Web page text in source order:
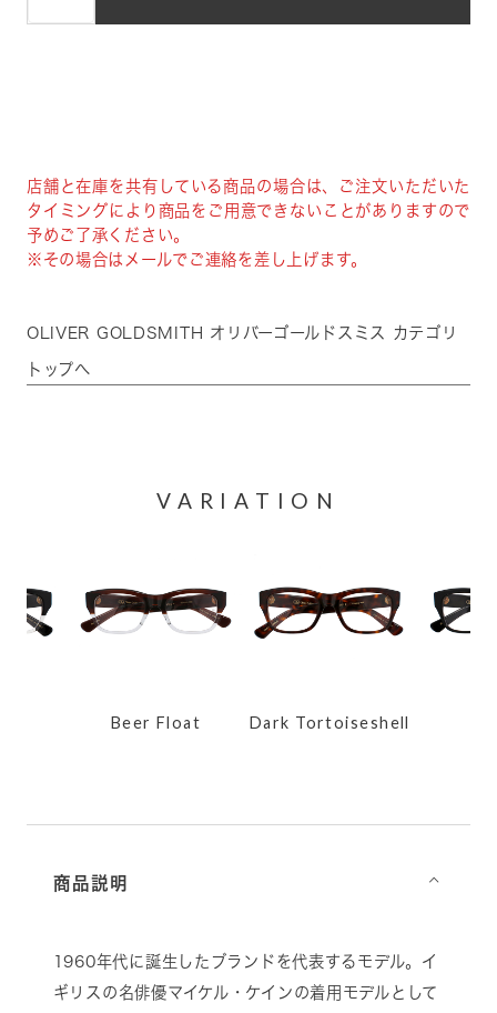
店舗と在庫を共有している商品の場合は、ご注文いただいた
タイミングにより商品をご用意できないことがありますので
予めご了承ください。
※その場合はメールでご連絡を差し上げます。
OLIVER GOLDSMITH オリバーゴールドスミス カテゴリ
トップへ
VARIATION
Dark Tortoiseshell Nero
商品説明 ⌵
1960年代に誕生したブランドを代表するモデル。イ
ギリスの名俳優マイケル・ケインの着用モデルとして